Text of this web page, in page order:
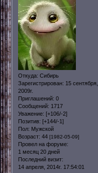
Откуда: Сибирь
Зарегистрирован: 15 сентября,
2009г.
Приглашений: 0
Сообщений: 1717
Уважение: [+106/-2]
Позитив: [+144/-1]
Пол: Мужской
Возраст: 44 [1982-05-09]
Провел на форуме:
1 месяц 20 дней
Последний визит:
14 апреля, 2014г. 17:54:01